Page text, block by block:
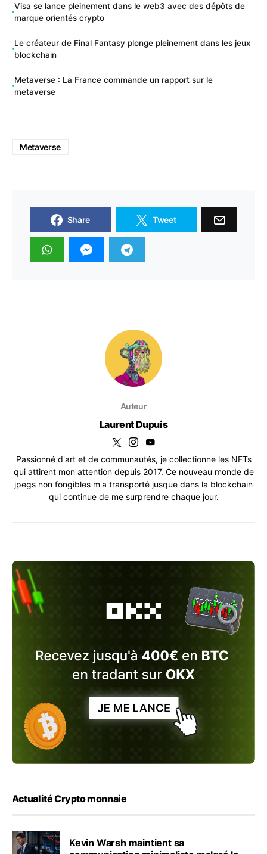
Visa se lance pleinement dans le web3 avec des dépôts de
marque orientés crypto
Le créateur de Final Fantasy plonge pleinement dans les jeux
blockchain
Metaverse : La France commande un rapport sur le
metaverse
Metaverse
Share Tweet
Auteur
Laurent Dupuis
Passionné d'art et de communautés, je collectionne les NFTs
qui attirent mon attention depuis 2017. Ce nouveau monde de
jpegs non fongibles m'a transporté jusque dans la blockchain
qui continue de me surprendre chaque jour.
Actualité Crypto monnaie
Kevin Warsh maintient sa